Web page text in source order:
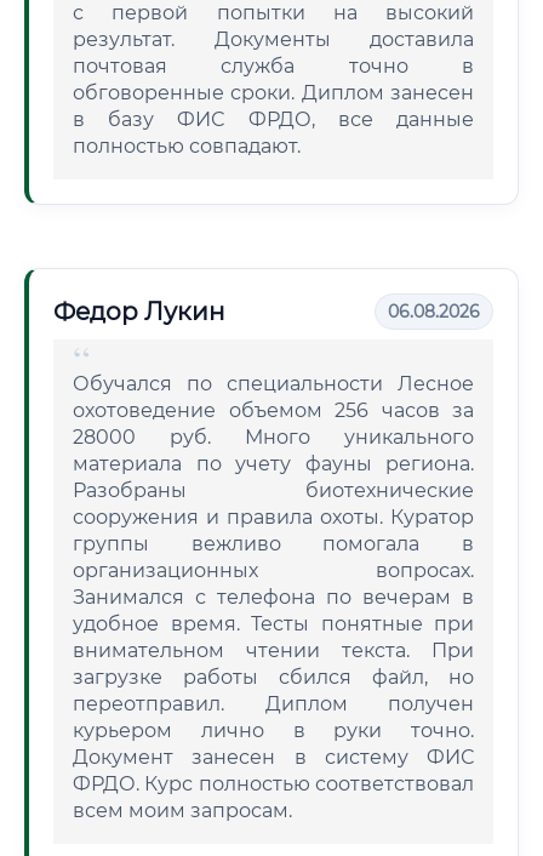
с первой попытки на высокий
результат. Документы доставила
почтовая служба точно в
обговоренные сроки. Диплом занесен
в базу ФИС ФРДО, все данные
полностью совпадают.
Федор Лукин 06.08.2026
Обучался по специальности Лесное
охотоведение объемом 256 часов за
28000 руб. Много уникального
материала по учету фауны региона.
Разобраны биотехнические
сооружения и правила охоты. Куратор
группы вежливо помогала в
организационных вопросах.
Занимался с телефона по вечерам в
удобное время. Тесты понятные при
внимательном чтении текста. При
загрузке работы сбился файл, но
переотправил. Диплом получен
курьером лично в руки точно.
Документ занесен в систему ФИС
ФРДО. Курс полностью соответствовал
всем моим запросам.